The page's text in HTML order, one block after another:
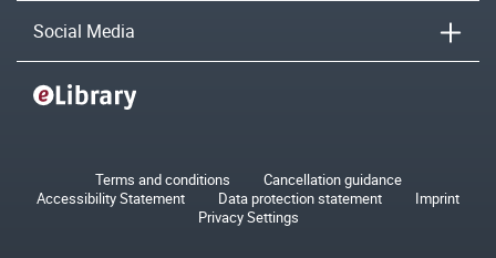
Social Media
Terms and conditions
Cancellation guidance
Accessibility Statement
Data protection statement
Imprint
Privacy Settings